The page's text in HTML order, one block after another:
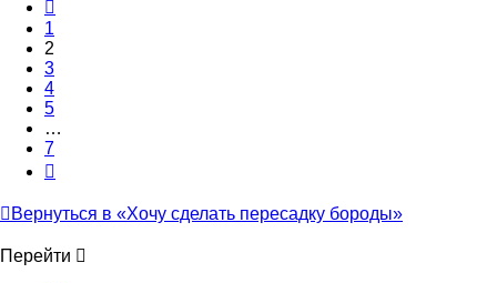
1
2
3
4
5
…
7
Вернуться в «Хочу сделать пересадку бороды»
Перейти